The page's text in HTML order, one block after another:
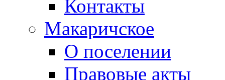
Контакты
Макаричское
О поселении
Правовые акты